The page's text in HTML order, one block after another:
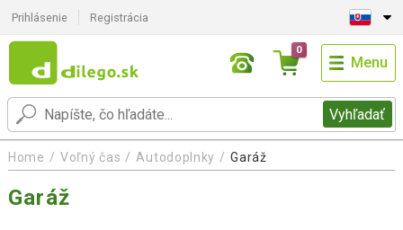
Prihlásenie Registrácia
Vyhľadať
0
Menu
Home Voľný čas Autodoplnky Garáž
Garáž